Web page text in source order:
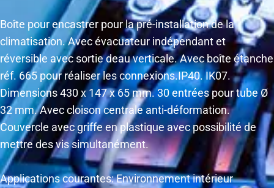
Boîte pour encastrer pour la pré-installation de la
climatisation. Avec évacuateur indépendant et
réversible avec sortie deau verticale. Avec boîte étanche
réf. 665 pour réaliser les connexions.IP40. IK07.
Dimensions 430 x 147 x 65 mm. 30 entrées pour tube Ø
32 mm. Avec cloison centrale anti-déformation.
Couvercle avec griffe en plastique avec possibilité de
mettre des vis simultanément.
Applications courantes: Environnement intérieur